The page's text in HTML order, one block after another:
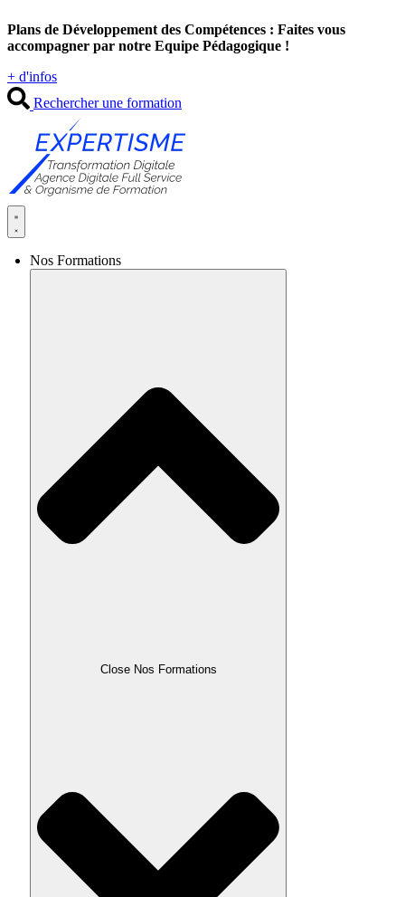
au
contenu
Plans de Développement des Compétences : Faites vous
accompagner par notre Equipe Pédagogique !
+ d'infos
Rechercher une formation
Nos Formations
Close Nos Formations